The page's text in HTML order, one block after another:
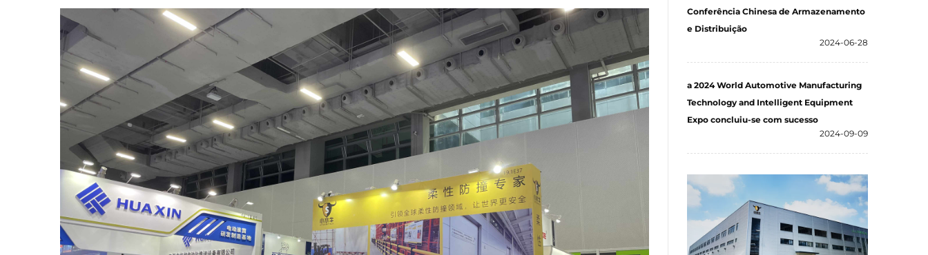
Conferência Chinesa de Armazenamento
e Distribuição
2024-06-28
a 2024 World Automotive Manufacturing
Technology and Intelligent Equipment
Expo concluiu-se com sucesso
2024-09-09